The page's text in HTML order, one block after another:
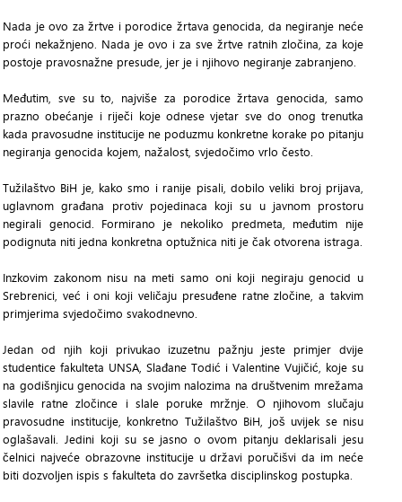
Nada je ovo za žrtve i porodice žrtava genocida, da negiranje neće
proći nekažnjeno. Nada je ovo i za sve žrtve ratnih zločina, za koje
postoje pravosnažne presude, jer je i njihovo negiranje zabranjeno.
Međutim, sve su to, najviše za porodice žrtava genocida, samo
prazno obećanje i riječi koje odnese vjetar sve do onog trenutka
kada pravosudne institucije ne poduzmu konkretne korake po pitanju
negiranja genocida kojem, nažalost, svjedočimo vrlo često.
Tužilaštvo BiH je, kako smo i ranije pisali, dobilo veliki broj prijava,
uglavnom građana protiv pojedinaca koji su u javnom prostoru
negirali genocid. Formirano je nekoliko predmeta, međutim nije
podignuta niti jedna konkretna optužnica niti je čak otvorena istraga.
Inzkovim zakonom nisu na meti samo oni koji negiraju genocid u
Srebrenici, već i oni koji veličaju presuđene ratne zločine, a takvim
primjerima svjedočimo svakodnevno.
Jedan od njih koji privukao izuzetnu pažnju jeste primjer dvije
studentice fakulteta UNSA, Slađane Todić i Valentine Vujičić, koje su
na godišnjicu genocida na svojim nalozima na društvenim mrežama
slavile ratne zločince i slale poruke mržnje. O njihovom slučaju
pravosudne institucije, konkretno Tužilaštvo BiH, još uvijek se nisu
oglašavali. Jedini koji su se jasno o ovom pitanju deklarisali jesu
čelnici najveće obrazovne institucije u državi poručišvi da im neće
biti dozvoljen ispis s fakulteta do završetka disciplinskog postupka.